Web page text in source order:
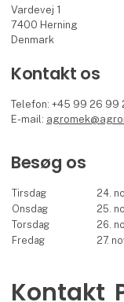
Vardevej 1
7400 Herning
Denmark
Kontakt os
Telefon: +45 99 26 99
E-mail:
Besøg os
Tirsdag 24.
Onsdag
25.
Torsdag
26.
Fredag
27.
Kontakt